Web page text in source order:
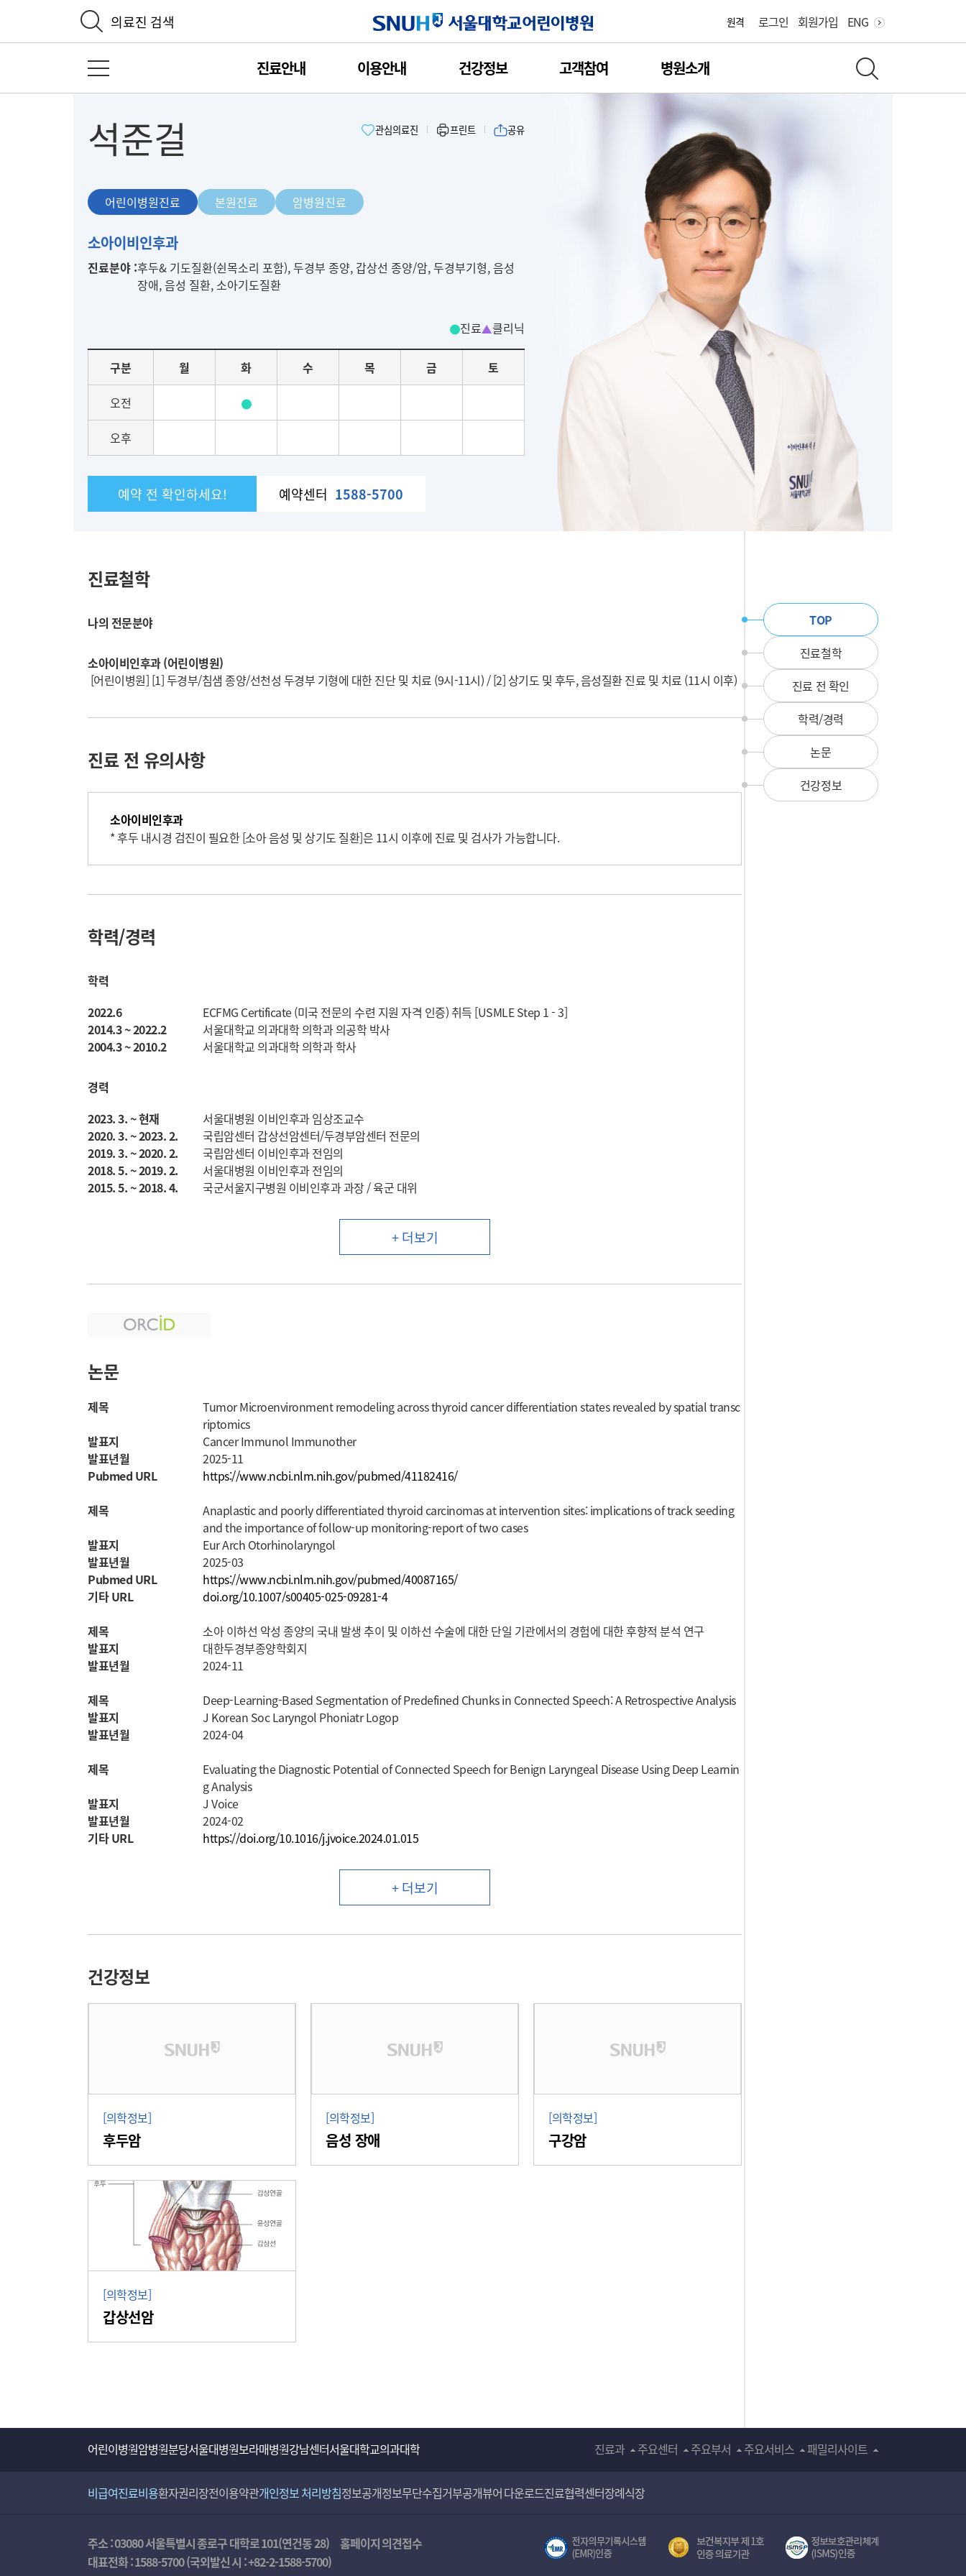
원격 로그인 회원가입 ENG
의료진 검색
진료안내 이용안내 건강정보 고객참여 병원소개
석준걸 관심의료진 프린트 공유
어린이병원진료 본원진료 암병원진료
어
이
소아이비인후과
진료분야 :후두& 기도질환(쉰목소리 포함), 두경부 종양, 갑상선 종양/암, 두경부기형, 음성
장애, 음성 질환, 소아기도질환
진료
클리닉
별
료
정
구분 월 화 수 목 금 토
오전
오후
예약 전 확인하세요! 예약센터 1588-5700
진료철학
나의 전문분야
소아이비인후과 (어린이병원)
[어린이병원] [1] 두경부/침샘 종양/선천성 두경부 기형에 대한 진단 및 치료 (9시-11시) / [2] 상기도 및 후두, 음성질환 진료 및 치료 (11시 이후)
진료 전 유의사항
소아이비인후과
* 후두 내시경 검진이 필요한 [소아 음성 및 상기도 질환]은 11시 이후에 진료 및 검사가 가능합니다.
학력/경력
학력
2022.6
ECFMG Certificate (미국 전문의 수련 지원 자격 인증) 취득 [USMLE Step 1 - 3]
2014.3 ~ 2022.2
서울대학교 의과대학 의학과 의공학 박사
2004.3 ~ 2010.2
서울대학교 의과대학 의학과 학사
경력
2023. 3. ~ 현재
서울대병원 이비인후과 임상조교수
2020. 3. ~ 2023. 2.
국립암센터 갑상선암센터/두경부암센터 전문의
2019. 3. ~ 2020. 2.
국립암센터 이비인후과 전임의
2018. 5. ~ 2019. 2.
서울대병원 이비인후과 전임의
2015. 5. ~ 2018. 4.
국군서울지구병원 이비인후과 과장 / 육군 대위
+ 더보기
논문
제목
Tumor Microenvironment remodeling across thyroid cancer differentiation states revealed by spatial transc
riptomics
발표지
Cancer Immunol Immunother
발표년월
2025-11
Pubmed URL
https://www.ncbi.nlm.nih.gov/pubmed/41182416/
제목
Anaplastic and poorly differentiated thyroid carcinomas at intervention sites: implications of track seeding
and the importance of follow-up monitoring-report of two cases
발표지
Eur Arch Otorhinolaryngol
발표년월
2025-03
Pubmed URL
https://www.ncbi.nlm.nih.gov/pubmed/40087165/
기타 URL
doi.org/10.1007/s00405-025-09281-4
제목
소아 이하선 악성 종양의 국내 발생 추이 및 이하선 수술에 대한 단일 기관에서의 경험에 대한 후향적 분석 연구
발표지
대한두경부종양학회지
발표년월
2024-11
제목
Deep-Learning-Based Segmentation of Predefined Chunks in Connected Speech: A Retrospective Analysis
발표지
J Korean Soc Laryngol Phoniatr Logop
발표년월
2024-04
제목
Evaluating the Diagnostic Potential of Connected Speech for Benign Laryngeal Disease Using Deep Learnin
g Analysis
발표지
J Voice
발표년월
2024-02
기타 URL
https://doi.org/10.1016/j.jvoice.2024.01.015
+ 더보기
건강정보
[의학정보]
후두암
[의학정보]
음성 장애
[의학정보]
구강암
[의학정보]
갑상선암
뉴
TOP
진료철학
진료 전 확인
학력/경력
논문
건강정보
어린이병원암병원분당서울대병원보라매병원강남센터서울대학교의과대학 진료과 주요센터 주요부서 주요서비스 패밀리사이트
비급여진료비용환자권리장전이용약관개인정보 처리방침정보공개정보무단수집거부공개뷰어 다운로드진료협력센터장례식장
주소 : 03080 서울특별시 종로구 대학로 101(연건동 28)
홈페이지 의견접수
대표전화 :1588-5700(국외발신 시 :+82-2-1588-5700)